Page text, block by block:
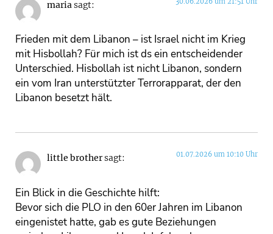
mariasagt:
Frieden mit dem Libanon – ist Israel nicht im Krieg
mit Hisbollah? Für mich ist ds ein entscheidender
Unterschied. Hisbollah ist nicht Libanon, sondern
ein vom Iran unterstützter Terrorapparat, der den
Libanon besetzt hält.
little brothersagt: 01.07.2026 um 10:10 Uhr
Ein Blick in die Geschichte hilft:
Bevor sich die PLO in den 60er Jahren im Libanon
eingenistet hatte, gab es gute Beziehungen